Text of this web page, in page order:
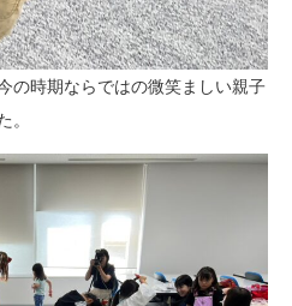
の時期ならではの微笑ましい親子
。